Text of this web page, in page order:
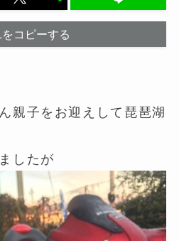
コピーする
親子をお迎えして琵琶湖
したが